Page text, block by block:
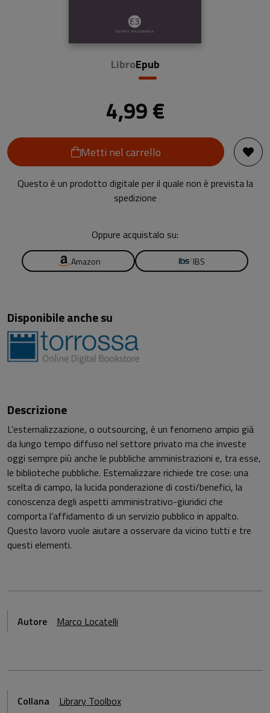
LibroEpub
4,99 €
Metti nel carrello
Questo è un prodotto digitale per il quale non è prevista la
spedizione
Oppure acquistalo su:
Amazon IBS
Disponibile anche su
Descrizione
L’esternalizzazione, o outsourcing, è un fenomeno ampio già
da lungo tempo diffuso nel settore privato ma che investe
oggi sempre più anche le pubbliche amministrazioni e, tra esse,
le biblioteche pubbliche. Esternalizzare richiede tre cose: una
scelta di campo, la lucida ponderazione di costi/benefici, la
conoscenza degli aspetti amministrativo-giuridici che
comporta l’affidamento di un servizio pubblico in appalto.
Questo lavoro vuole aiutare a osservare da vicino tutti e tre
questi elementi.
Autore Marco Locatelli
Collana Library Toolbox